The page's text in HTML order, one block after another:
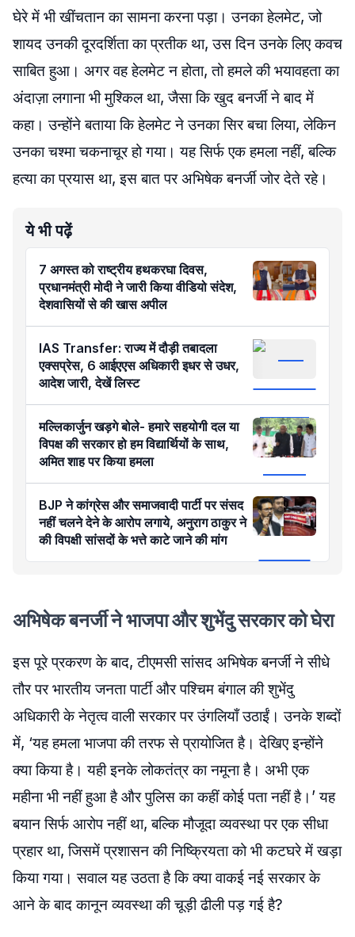
घेरे में भी खींचतान का सामना करना पड़ा। उनका हेलमेट, जो
शायद उनकी दूरदर्शिता का प्रतीक था, उस दिन उनके लिए कवच
साबित हुआ। अगर वह हेलमेट न होता, तो हमले की भयावहता का
अंदाज़ा लगाना भी मुश्किल था, जैसा कि खुद बनर्जी ने बाद में
कहा। उन्होंने बताया कि हेलमेट ने उनका सिर बचा लिया, लेकिन
उनका चश्मा चकनाचूर हो गया। यह सिर्फ एक हमला नहीं, बल्कि
हत्या का प्रयास था, इस बात पर अभिषेक बनर्जी जोर देते रहे।
ये भी पढ़ें
7 अगस्त को राष्ट्रीय हथकरघा दिवस,
प्रधानमंत्री मोदी ने जारी किया वीडियो संदेश,
देशवासियों से की खास अपील
IAS Transfer: राज्य में दौड़ी तबादला
एक्सप्रेस, 6 आईएएस अधिकारी इधर से उधर,
आदेश जारी, देखें लिस्ट
मल्लिकार्जुन खड़गे बोले- हमारे सहयोगी दल या
विपक्ष की सरकार हो हम विद्यार्थियों के साथ,
अमित शाह पर किया हमला
BJP ने कांग्रेस और समाजवादी पार्टी पर संसद
नहीं चलने देने के आरोप लगाये, अनुराग ठाकुर ने
की विपक्षी सांसदों के भत्ते काटे जाने की मांग
अभिषेक बनर्जी ने भाजपा और शुभेंदु सरकार को घेरा
इस पूरे प्रकरण के बाद, टीएमसी सांसद अभिषेक बनर्जी ने सीधे
तौर पर भारतीय जनता पार्टी और पश्चिम बंगाल की शुभेंदु
अधिकारी के नेतृत्व वाली सरकार पर उंगलियाँ उठाईं। उनके शब्दों
में, ‘यह हमला भाजपा की तरफ से प्रायोजित है। देखिए इन्होंने
क्या किया है। यही इनके लोकतंत्र का नमूना है। अभी एक
महीना भी नहीं हुआ है और पुलिस का कहीं कोई पता नहीं है।’ यह
बयान सिर्फ आरोप नहीं था, बल्कि मौजूदा व्यवस्था पर एक सीधा
प्रहार था, जिसमें प्रशासन की निष्क्रियता को भी कटघरे में खड़ा
किया गया। सवाल यह उठता है कि क्या वाकई नई सरकार के
आने के बाद कानून व्यवस्था की चूड़ी ढीली पड़ गई है?